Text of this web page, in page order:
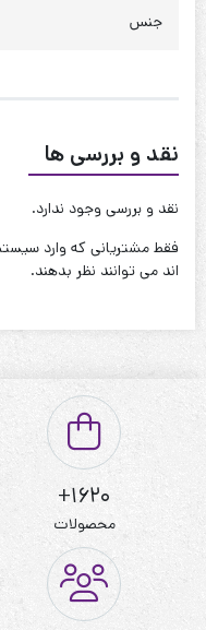
دور کمر : 130 تا 140
نحوه شستشو:با آب 40 درجه و بدون استفاده از مایعات سفیدکننده
جنس
نقد و بررسی ها
نقد و بررسی وجود ندارد.
فقط مشتریانی که وارد
اند می توانند نظر بدهند.
1620+
محصولات